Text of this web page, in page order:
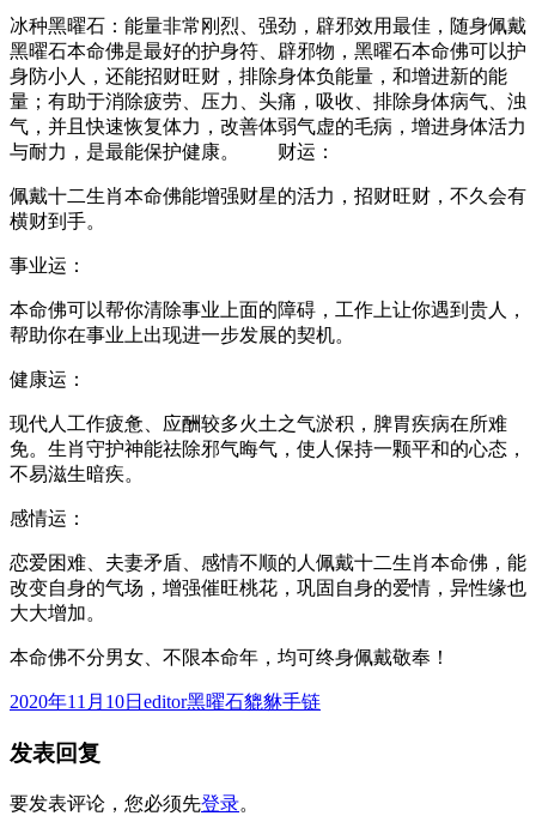
冰种黑曜石：能量非常刚烈、强劲，辟邪效用最佳，随身佩戴
黑曜石本命佛是最好的护身符、辟邪物，黑曜石本命佛可以护
身防小人，还能招财旺财，排除身体负能量，和增进新的能
量；有助于消除疲劳、压力、头痛，吸收、排除身体病气、浊
气，并且快速恢复体力，改善体弱气虚的毛病，增进身体活力
与耐力，是最能保护健康。 财运：
佩戴十二生肖本命佛能增强财星的活力，招财旺财，不久会有
横财到手。
事业运：
本命佛可以帮你清除事业上面的障碍，工作上让你遇到贵人，
帮助你在事业上出现进一步发展的契机。
健康运：
现代人工作疲惫、应酬较多火土之气淤积，脾胃疾病在所难
免。生肖守护神能祛除邪气晦气，使人保持一颗平和的心态，
不易滋生暗疾。
感情运：
恋爱困难、夫妻矛盾、感情不顺的人佩戴十二生肖本命佛，能
改变自身的气场，增强催旺桃花，巩固自身的爱情，异性缘也
大大增加。
本命佛不分男女、不限本命年，均可终身佩戴敬奉！
发
于
2020年11月10日 作
editor分
黑曜石貔貅手链
发表回复
要发表评论，您必须先登录。